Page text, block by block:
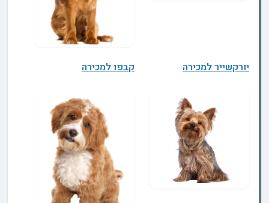
יורקשייר למכירה קבפו למכירה